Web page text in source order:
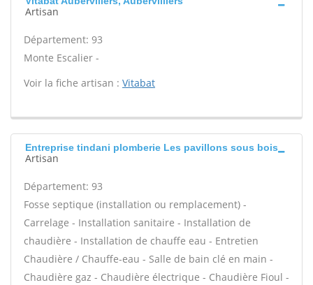
Artisan
Département: 93
Monte Escalier -
Voir la fiche artisan : Vitabat
Entreprise tindani plomberie Les pavillons sous bois
Artisan
Département: 93
Fosse septique (installation ou remplacement) -
Carrelage - Installation sanitaire - Installation de
chaudière - Installation de chauffe eau - Entretien
Chaudière / Chauffe-eau - Salle de bain clé en main -
Chaudière gaz - Chaudière électrique - Chaudière Fioul -